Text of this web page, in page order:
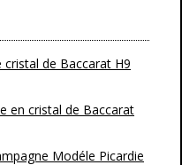
cristal de Baccarat H9
en cristal de Baccarat
Modéle Picardie